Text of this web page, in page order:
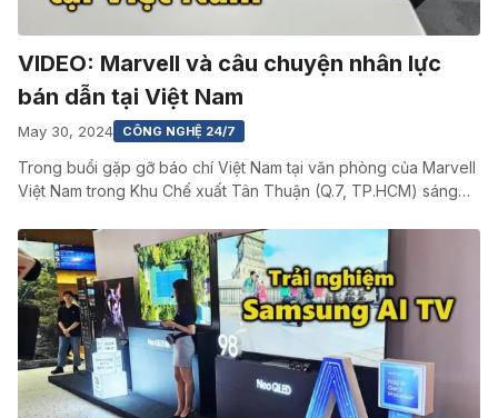
VIDEO: Marvell và câu chuyện nhân lực
bán dẫn tại Việt Nam
May 30, 2024 CÔNG NGHỆ 24/7
Trong buổi gặp gỡ báo chí Việt Nam tại văn phòng của Marvell
Việt Nam trong Khu Chế xuất Tân Thuận (Q.7, TP.HCM) sáng…